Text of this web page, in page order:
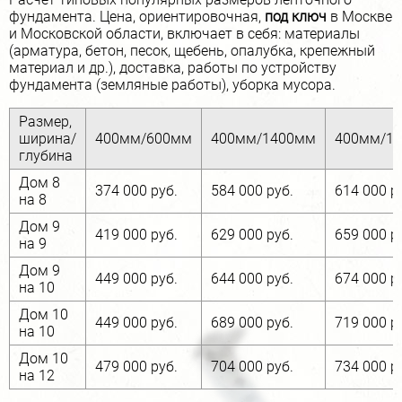
При строительстве необходимо учитывать
конструктивные особенности, такие как глубина
залегания, ширина ленты и схема армирования. Для
расчета этих параметров используются данные,
полученные в результате геологических исследований
грунтов. Строительство монолитного ленточного
фундамента под ключ в Москве и Московской области
обычно занимает от 2 до 4 недель.
Для определения точной стоимости необходимо
фундамента. Цена, ориентировочная, под ключ в Москве
и Московской области, включает в себя: материалы
(арматура, бетон, песок, щебень, опалубка, крепежный
материал и др.), доставка, работы по устройству
фундамента (земляные работы), уборка мусора.
Размер,
ширина/
глубина
400мм/600мм 400мм/1400мм 400мм/
Дом 8
на 8
374 000 руб. 584 000 руб. 614 000
Дом 9
на 9
419 000 руб. 629 000 руб. 659 000
Дом 9
на 10
449 000 руб. 644 000 руб. 674 000
Дом 10
на 10
449 000 руб. 689 000 руб. 719 000
Дом 10
на 12
479 000 руб. 704 000 руб. 734 000